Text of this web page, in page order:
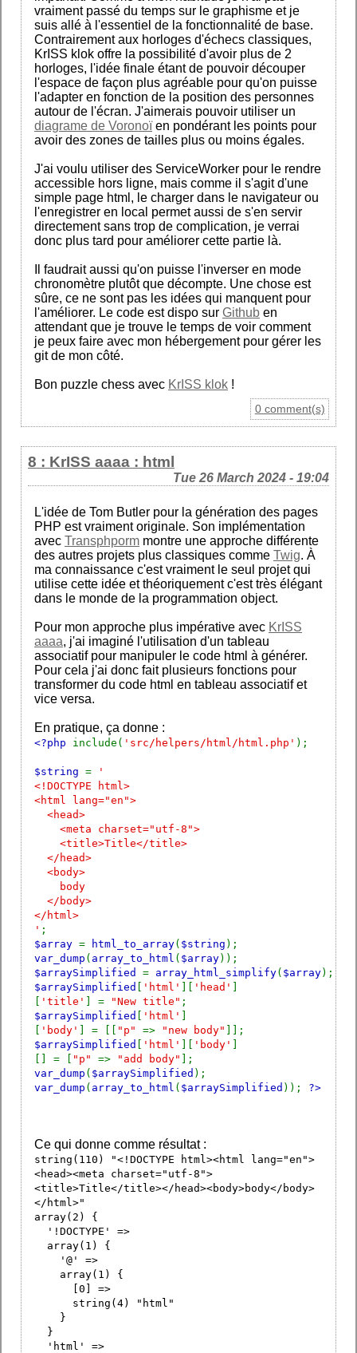
vraiment passé du temps sur le graphisme et je
suis allé à l'essentiel de la fonctionnalité de base.
Contrairement aux horloges d'échecs classiques,
KrISS klok offre la possibilité d'avoir plus de 2
horloges, l'idée finale étant de pouvoir découper
l'espace de façon plus agréable pour qu'on puisse
l'adapter en fonction de la position des personnes
autour de l'écran. J'aimerais pouvoir utiliser un
diagrame de Voronoïen pondérant les points pour
avoir des zones de tailles plus ou moins égales.
J'ai voulu utiliser des ServiceWorker pour le rendre
accessible hors ligne, mais comme il s'agit d'une
simple page html, le charger dans le navigateur ou
l'enregistrer en local permet aussi de s'en servir
directement sans trop de complication, je verrai
donc plus tard pour améliorer cette partie là.
Il faudrait aussi qu'on puisse l'inverser en mode
chronomètre plutôt que décompte. Une chose est
sûre, ce ne sont pas les idées qui manquent pour
l'améliorer. Le code est dispo sur Github en
attendant que je trouve le temps de voir comment
je peux faire avec mon hébergement pour gérer les
git de mon côté.
Bon puzzle chess avec KrISS klok !
0 comment(s)
8 : KrISS aaaa : html
Tue 26 March 2024 - 19:04
L'idée de Tom Butler pour la génération des pages
PHP est vraiment originale. Son implémentation
avec Transphporm montre une approche différente
des autres projets plus classiques comme Twig. À
ma connaissance c'est vraiment le seul projet qui
utilise cette idée et théoriquement c'est très élégant
dans le monde de la programmation object.
Pour mon approche plus impérative avec KrISS
aaaa, j'ai imaginé l'utilisation d'un tableau
associatif pour manipuler le code html à générer.
Pour cela j'ai donc fait plusieurs fonctions pour
transformer du code html en tableau associatif et
vice versa.
En pratique, ça donne :
<?php include( 'src/helpers/html/html.php' );
$string =
'
<!DOCTYPE html>
<html lang="en">
<head>
<meta charset="utf-8">
<title>Title</title>
</head>
<body>
body
</body>
</html>
' ;
$array = html_to_array( $string );
var_dump ( array_to_html ( $array));
$arraySimplified = array_html_simplify( $array);
$arraySimplified [ 'html' ][ 'head' ]
[ 'title' ] = "New title" ;
$arraySimplified [ 'html' ]
[ 'body' ] = [[ "p" => "new body" ]];
$arraySimplified [ 'html' ][ 'body' ]
[] = [ "p" => "add body" ];
var_dump ( $arraySimplified );
var_dump ( array_to_html ( $arraySimplified )); ?>
Ce qui donne comme résultat :
string(110) "<!DOCTYPE html><html lang="en">
<head><meta charset="utf-8">
<title>Title</title></head><body>body</body>
</html>"
array(2) {
'!DOCTYPE' =>
array(1) {
'@' =>
array(1) {
[0] =>
string(4) "html"
}
}
'html' =>